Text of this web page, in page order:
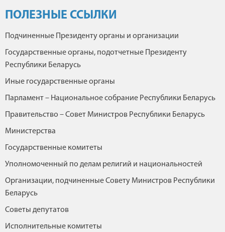
ПОЛЕЗНЫЕ ССЫЛКИ
Подчиненные Президенту органы и организации
Государственные органы, подотчетные Президенту
Республики Беларусь
Иные государственные органы
Парламент – Национальное собрание Республики Беларусь
Правительство – Совет Министров Республики Беларусь
Министерства
Государственные комитеты
Уполномоченный по делам религий и национальностей
Организации, подчиненные Совету Министров Республики
Беларусь
Советы депутатов
Исполнительные комитеты